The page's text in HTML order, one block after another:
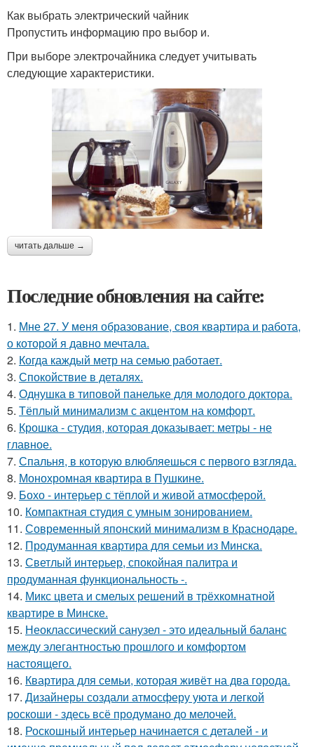
Как выбрать электрический чайник
Пропустить информацию про выбор и.
При выборе электрочайника следует учитывать
следующие характеристики.
читать дальше →
Последние обновления на сайте:
1. Мне 27. У меня образование, своя квартира и работа,
о которой я давно мечтала.
2. Когда каждый метр на семью работает.
3. Спокойствие в деталях.
4. Однушка в типовой панельке для молодого доктора.
5. Тёплый минимализм с акцентом на комфорт.
6. Крошка - студия, которая доказывает: метры - не
главное.
7. Спальня, в которую влюбляешься с первого взгляда.
8. Монохромная квартира в Пушкине.
9. Бохо - интерьер с тёплой и живой атмосферой.
10. Компактная студия с умным зонированием.
11. Современный японский минимализм в Краснодаре.
12. Продуманная квартира для семьи из Минска.
13. Светлый интерьер, спокойная палитра и
продуманная функциональность -.
14. Микс цвета и смелых решений в трёхкомнатной
квартире в Минске.
15. Неоклассический санузел - это идеальный баланс
между элегантностью прошлого и комфортом
настоящего.
16. Квартира для семьи, которая живёт на два города.
17. Дизайнеры создали атмосферу уюта и легкой
роскоши - здесь всё продумано до мелочей.
18. Роскошный интерьер начинается с деталей - и